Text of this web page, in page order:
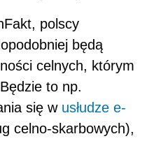
polscy
będą
celnych, którym
to np.
się w usłudze e-
celno-skarbowych),